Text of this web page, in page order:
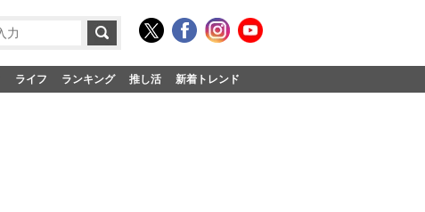
ライフ ランキング 推し活 新着トレンド